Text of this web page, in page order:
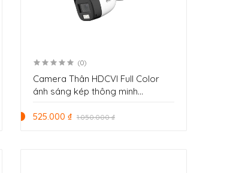
(0)
Camera Thân HDCVI Full Color
ánh sáng kép thông minh
HFW1200CLP-IL-A-VN
525.000 ₫ 1.050.000 ₫